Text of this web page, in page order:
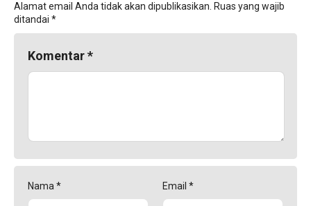
Alamat email Anda tidak akan dipublikasikan. Ruas yang wajib
ditandai *
Komentar*
Nama * Email *